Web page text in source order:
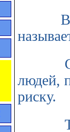
В
С
людей,
риску.
То